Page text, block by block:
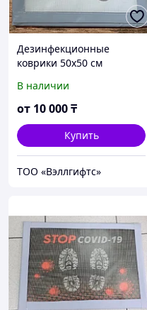
Дезинфекционные
коврики 50х50 см
В наличии
от 10 000₸
Купить
ТОО «Вэллгифтс»